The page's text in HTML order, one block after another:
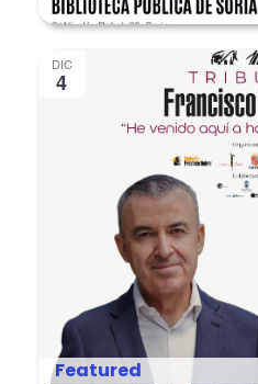
DIC
4
Featured